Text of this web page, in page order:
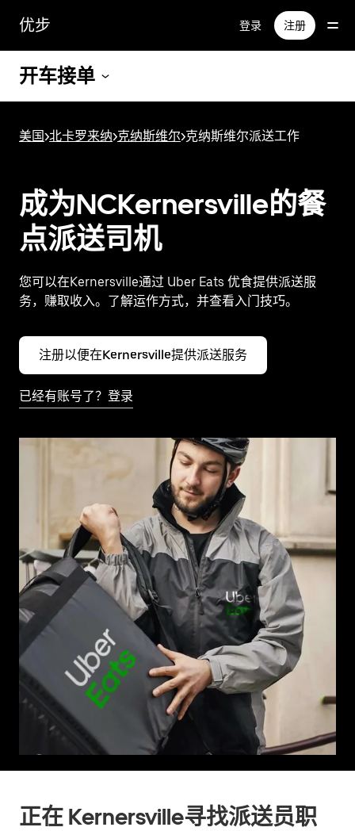
容
优步 登录 注册
开车接单
美国>北卡罗来纳>克纳斯维尔>克纳斯维尔派送工作
成为NCKernersville的餐
点派送司机
您可以在Kernersville通过 Uber Eats 优食提供派送服
务，赚取收入。了解运作方式，并查看入门技巧。
注册以便在Kernersville提供派送服务
已经有账号了？登录
正在 Kernersville寻找派送员职